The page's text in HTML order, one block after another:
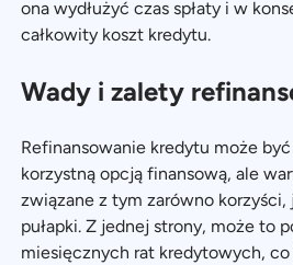
ona wydłużyć czas spłaty i w
całkowity koszt kredytu.
Wady i zalety
Refinansowanie kredytu może
korzystną opcją finansową, ale
związane z tym zarówno
pułapki. Z jednej strony, może to
miesięcznych rat kredytowych,